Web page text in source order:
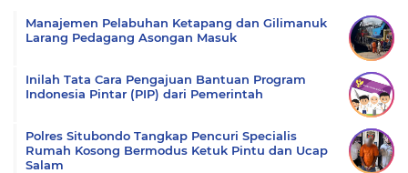
Manajemen Pelabuhan Ketapang dan Gilimanuk
Larang Pedagang Asongan Masuk
Inilah Tata Cara Pengajuan Bantuan Program
Indonesia Pintar (PIP) dari Pemerintah
Polres Situbondo Tangkap Pencuri Specialis
Rumah Kosong Bermodus Ketuk Pintu dan Ucap
Salam